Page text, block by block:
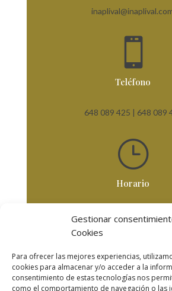
Gestionar
Cookies
Para ofrecer las mejores experiencias,
cookies para almacenar y/o acceder a la
consentimiento de estas tecnologías nos
como el comportamiento de navegación o las

Teléfono
648 089 425 | 648 089
}
Horario
Secciones